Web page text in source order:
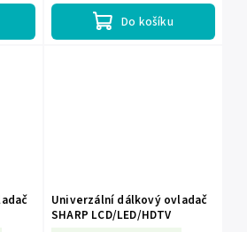
Do košíku
Univerzální dálkový ovladač
SHARP LCD/LED/HDTV